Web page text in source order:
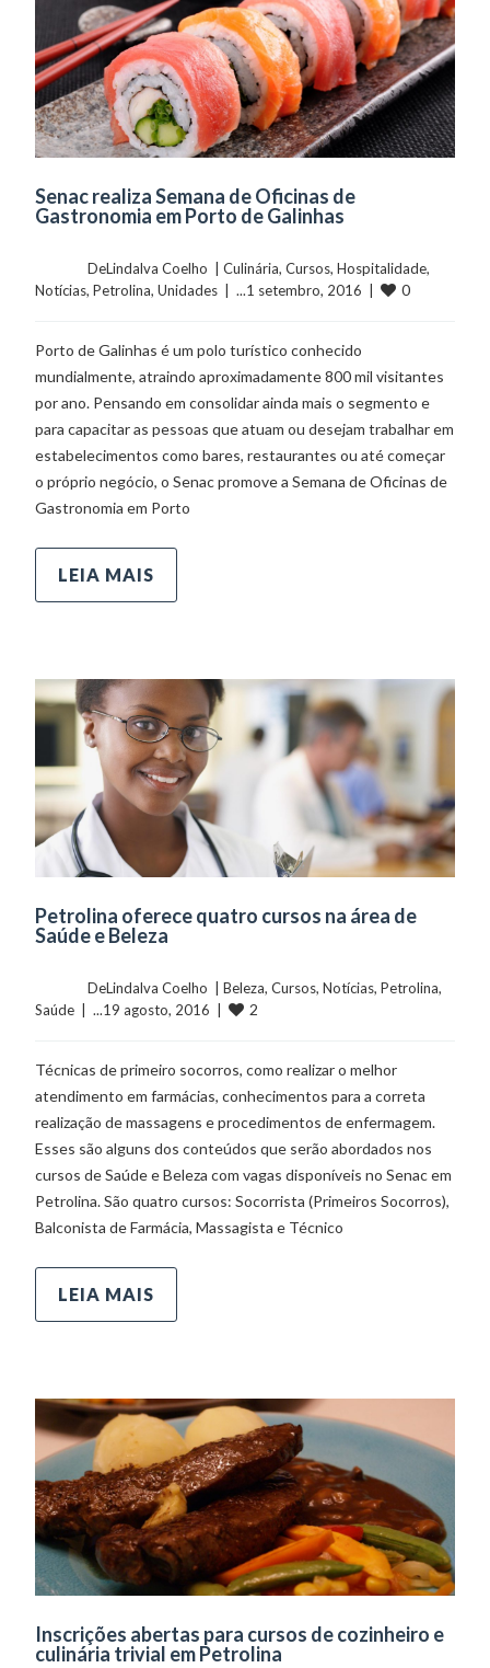
Senac realiza Semana de Oficinas de
Gastronomia em Porto de Galinhas
	    	DeLindalva Coelho  |
Culinária, Cursos, Hospitalidade
Notícias, Petrolina, Unidades
  |  ...1 setembro, 2016  |
0
Porto de Galinhas é um polo turístico conhecido
mundialmente, atraindo aproximadamente 800 mil visitantes
por ano. Pensando em consolidar ainda mais o segmento e
para capacitar as pessoas que atuam ou desejam trabalhar em
estabelecimentos como bares, restaurantes ou até começar
o próprio negócio, o Senac promove a Semana de Oficinas de
Gastronomia em Porto
LEIA MAIS
Petrolina oferece quatro cursos na área de
Saúde e Beleza
	    	DeLindalva Coelho  |
Beleza, Cursos, Notícias, Petrolina
Saúde
  |  ...19 agosto, 2016  |
2
Técnicas de primeiro socorros, como realizar o melhor
atendimento em farmácias, conhecimentos para a correta
realização de massagens e procedimentos de enfermagem.
Esses são alguns dos conteúdos que serão abordados nos
cursos de Saúde e Beleza com vagas disponíveis no Senac em
Petrolina. São quatro cursos: Socorrista (Primeiros Socorros),
Balconista de Farmácia, Massagista e Técnico
LEIA MAIS
Inscrições abertas para cursos de cozinheiro e
culinária trivial em Petrolina